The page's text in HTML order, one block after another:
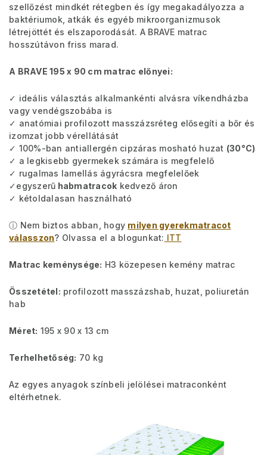
szellőzést mindkét rétegben és így megakadályozza a
baktériumok, atkák és egyéb mikroorganizmusok
létrejöttét és elszaporodását. A BRAVE matrac
hosszútávon friss marad.
A BRAVE 195 x 90 cm matrac előnyei:
✓ ideális választás alkalmankénti alvásra víkendházba
vagy vendégszobába is
✓ anatómiai profilozott masszázsréteg elősegíti a bőr és
izomzat jobb vérellátását
✓ 100%-ban antiallergén cipzáras mosható huzat (30°C)
✓ a legkisebb gyermekek számára is megfelelő
✓ rugalmas lamellás ágyrácsra megfelelőek
✓egyszerű habmatracok kedvező áron
✓ kétoldalasan használható
ⓘ Nem biztos abban, hogy milyen gyerekmatracot
válasszon? Olvassa el a blogunkat: ITT
Matrac keménysége: H3 közepesen kemény matrac
Összetétel: profilozott masszázshab, huzat, poliuretán
hab
Méret: 195 x 90 x 13 cm
Terhelhetőség: 70 kg
Az egyes anyagok színbeli jelölései matraconként
eltérhetnek.